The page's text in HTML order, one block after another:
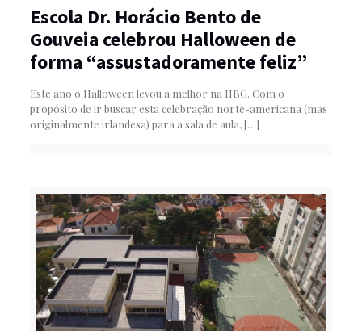
Escola Dr. Horácio Bento de
Gouveia celebrou Halloween de
forma “assustadoramente feliz”
Este ano o Halloween levou a melhor na HBG. Com o
propósito de ir buscar esta celebração norte-americana (mas
originalmente irlandesa) para a sala de aula,[…]